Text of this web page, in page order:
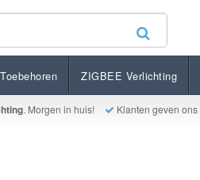
ZIGBEE Verlichting
. Morgen in huis! Klanten geven ons